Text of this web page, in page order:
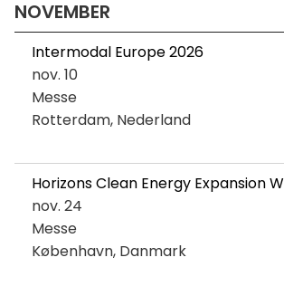
NOVEMBER
Intermodal Europe 2026
nov. 10
Messe
Rotterdam, Nederland
Horizons Clean Energy Expansion
nov. 24
Messe
København, Danmark